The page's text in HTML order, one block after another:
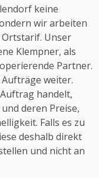
keine
wir arbeiten
Unser
Klempner, als
Partner.
weiter.
handelt,
deren Preise,
Falls es zu
deshalb direkt
und nicht an